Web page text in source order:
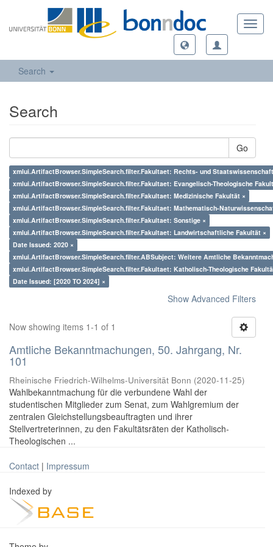
Search
Search
Go
xmlui.ArtifactBrowser.SimpleSearch.filter.Fakultaet: Rechts- und
xmlui.ArtifactBrowser.SimpleSearch.filter.Fakultaet: Evangelisch-Theologische
xmlui.ArtifactBrowser.SimpleSearch.filter.Fakultaet: Medizinische Fakultät ×
xmlui.ArtifactBrowser.SimpleSearch.filter.Fakultaet: Mathematisch-
xmlui.ArtifactBrowser.SimpleSearch.filter.Fakultaet: Sonstige ×
xmlui.ArtifactBrowser.SimpleSearch.filter.Fakultaet: Landwirtschaftliche Fakultät ×
Date Issued: 2020 ×
xmlui.ArtifactBrowser.SimpleSearch.filter.ABSubject: Weitere Amtliche
xmlui.ArtifactBrowser.SimpleSearch.filter.Fakultaet: Katholisch-Theologische
Date Issued: [2020 TO 2024] ×
Show Advanced Filters
Now showing items 1-1 of 1
Amtliche Bekanntmachungen, 50. Jahrgang, Nr.
101
Rheinische Friedrich-Wilhelms-Universität Bonn (2020-11-25)
Wahlbekanntmachung für die verbundene Wahl der
studentischen Mitglieder zum Senat, zum Wahlgremium der
zentralen Gleichstellungsbeauftragten und ihrer
Stellvertreterinnen, zu den Fakultätsräten der Katholisch-
Theologischen ...
Contact | Impressum
Indexed by